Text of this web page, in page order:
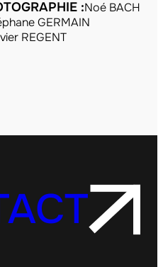
:Noé BACH
GERMAIN
REGENT